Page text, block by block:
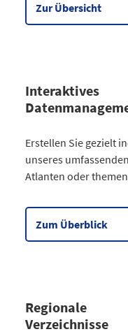
Datentabelle zum
Zur Übersicht
Interaktives
Datentabelle zum
Kategorie
Kommunales
3
Gesellschaftliches2
Erstellen Sie gezielt
unseres
Atlanten oder
Zum Überblick
Regionale
Verzeichnisse